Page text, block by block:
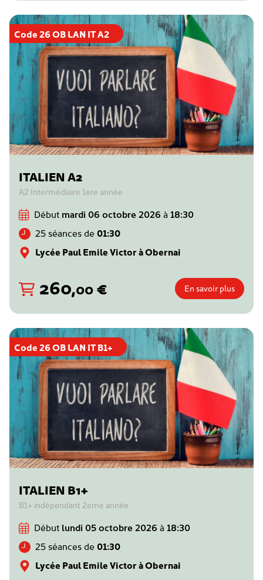
Code 26 OB LAN IT A2
ITALIEN A2
A2 Intermédiaire 1ere année
Début mardi 06 octobre 2026 à 18:30
25 séances de 01:30
Lycée Paul Emile Victor à Obernai
260,00€ En savoir plus
Code 26 OB LAN IT B1+
ITALIEN B1+
B1+ indépendant 2eme année
Début lundi 05 octobre 2026 à 18:30
25 séances de 01:30
Lycée Paul Emile Victor à Obernai